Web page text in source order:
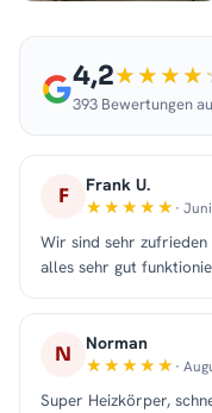
4,2
393 Bewertungen
F Frank U.
·
Wir sind sehr
alles sehr gut
N Norman
·
Super Heizkörper,